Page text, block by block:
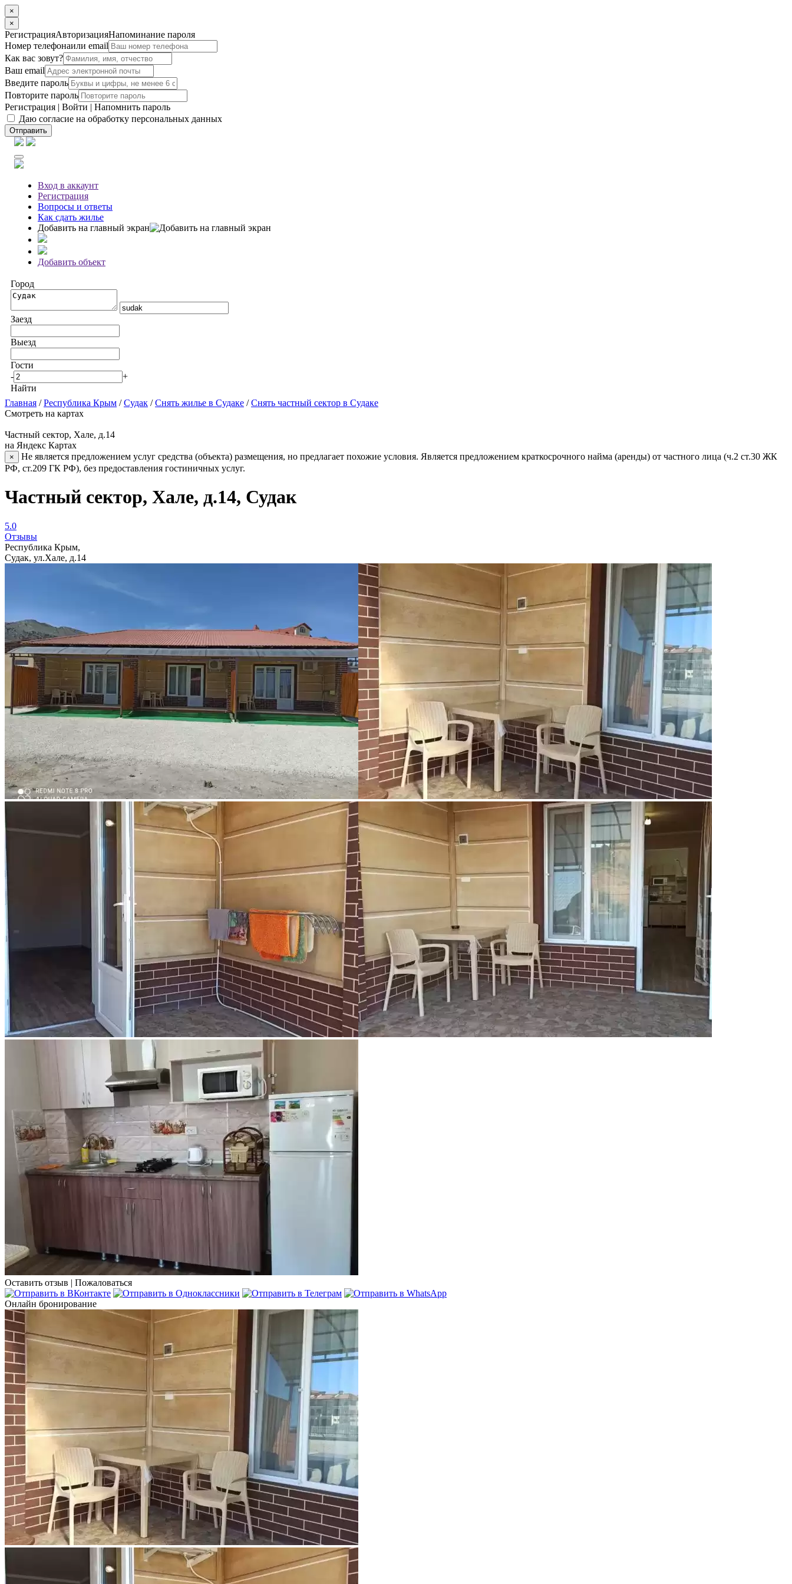
×
×
РегистрацияАвторизацияНапоминание пароля
Номер телефонаили email
Как вас зовут?
Ваш email
Введите пароль
Повторите пароль
Регистрация | Войти | Напомнить пароль
Даю согласие на обработку персональных данных
Отправить
Вход в аккаунт
Регистрация
Вопросы и ответы
Как сдать жилье
Добавить на главный экран
Добавить объект
Город
Заезд
Выезд
Гости
-
+
Найти
Главная /Республика Крым /Судак /Снять жилье в Судаке /Снять частный сектор в Судаке
Смотреть на картах
Частный сектор, Хале, д.14
на Яндекс Картах
×
Не является предложением услуг средства (объекта) размещения, но предлагает похожие условия. Является предложением краткосрочного найма (аренды) от частного лица (ч.2 ст.30 ЖК
РФ, ст.209 ГК РФ), без предоставления гостиничных услуг.
Частный сектор, Хале, д.14, Судак
5.0
Отзывы
Республика Крым,
Судак, ул.Хале, д.14
Оставить отзыв | Пожаловаться
Онлайн бронирование